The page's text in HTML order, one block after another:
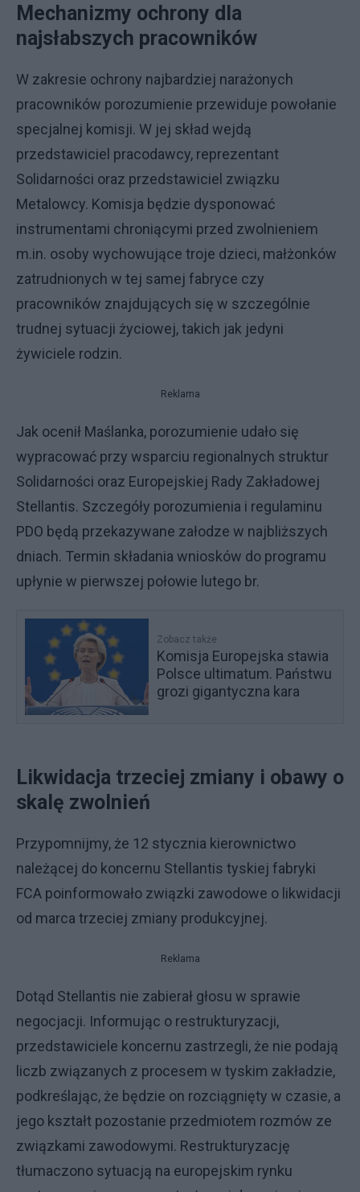
Mechanizmy ochrony dla
najsłabszych pracowników
W zakresie ochrony najbardziej narażonych
pracowników porozumienie przewiduje powołanie
specjalnej komisji. W jej skład wejdą
przedstawiciel pracodawcy, reprezentant
Solidarności oraz przedstawiciel związku
Metalowcy. Komisja będzie dysponować
instrumentami chroniącymi przed zwolnieniem
m.in. osoby wychowujące troje dzieci, małżonków
zatrudnionych w tej samej fabryce czy
pracowników znajdujących się w szczególnie
trudnej sytuacji życiowej, takich jak jedyni
żywiciele rodzin.
Reklama
Jak ocenił Maślanka, porozumienie udało się
wypracować przy wsparciu regionalnych struktur
Solidarności oraz Europejskiej Rady Zakładowej
Stellantis. Szczegóły porozumienia i regulaminu
PDO będą przekazywane załodze w najbliższych
dniach. Termin składania wniosków do programu
upłynie w pierwszej połowie lutego br.
Zobacz także
Komisja Europejska stawia
Polsce ultimatum. Państwu
grozi gigantyczna kara
Likwidacja trzeciej zmiany i obawy o
skalę zwolnień
Przypomnijmy, że 12 stycznia kierownictwo
należącej do koncernu Stellantis tyskiej fabryki
FCA poinformowało związki zawodowe o likwidacji
od marca trzeciej zmiany produkcyjnej.
Reklama
Dotąd Stellantis nie zabierał głosu w sprawie
negocjacji. Informując o restrukturyzacji,
przedstawiciele koncernu zastrzegli, że nie podają
liczb związanych z procesem w tyskim zakładzie,
podkreślając, że będzie on rozciągnięty w czasie, a
jego kształt pozostanie przedmiotem rozmów ze
związkami zawodowymi. Restrukturyzację
tłumaczono sytuacją na europejskim rynku